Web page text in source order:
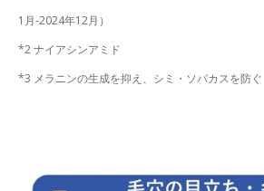
1月-2024年12月）
*2 ナイアシンアミド
*3 メラニンの生成を抑え、シミ・ソバカスを防ぐ